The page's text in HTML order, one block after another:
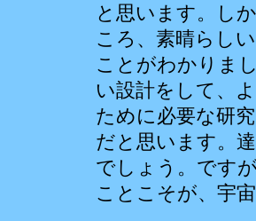
と思います。し
ころ、素晴らし
ことがわかりま
い設計をして、
ために必要な研
だと思います。
でしょう。です
ことこそが、宇